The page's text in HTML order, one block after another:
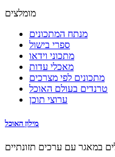
מומלצים
מנתח המתכונים
ספרי בישול
מתכוני וידאו
מאכלי עדות
מתכונים לפי מצרכים
טרנדים בעולם האוכל
ערוצי תוכן
מילון האוכל